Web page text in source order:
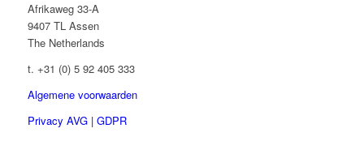
Afrikaweg 33-A
9407 TL Assen
The Netherlands
t. +31 (0) 5 92 405 333
Algemene voorwaarden
Privacy AVG | GDPR